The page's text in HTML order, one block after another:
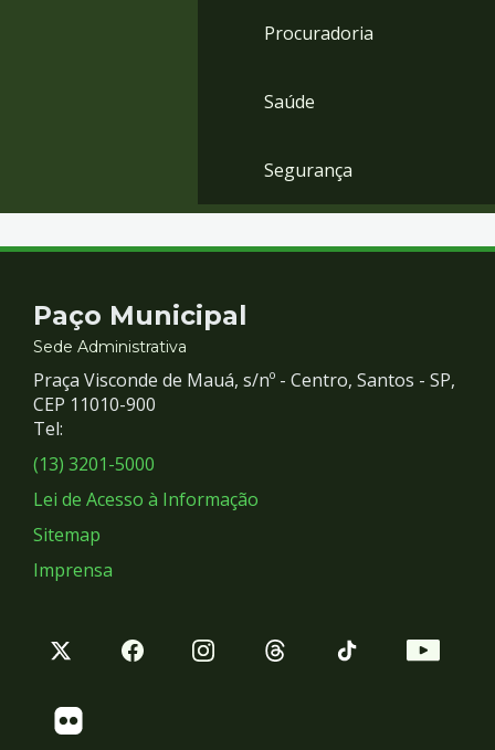
Procuradoria
Saúde
Segurança
Contato
e
Redes
Sociais
Paço Municipal
Sede Administrativa
Praça Visconde de Mauá, s/nº - Centro, Santos - SP,
CEP 11010-900
Tel:
(13) 3201-5000
Lei de Acesso à Informação
Sitemap
Imprensa